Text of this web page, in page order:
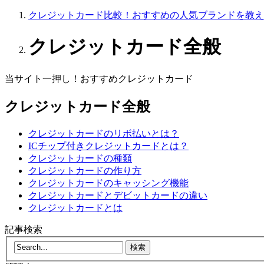
クレジットカード比較！おすすめの人気ブランドを教
クレジットカード全般
当サイト一押し！おすすめクレジットカード
クレジットカード全般
クレジットカードのリボ払いとは？
ICチップ付きクレジットカードとは？
クレジットカードの種類
クレジットカードの作り方
クレジットカードのキャッシング機能
クレジットカードとデビットカードの違い
クレジットカードとは
記事検索